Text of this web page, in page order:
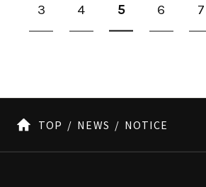
3 4 5 6 7
TOP NEWS NOTICE